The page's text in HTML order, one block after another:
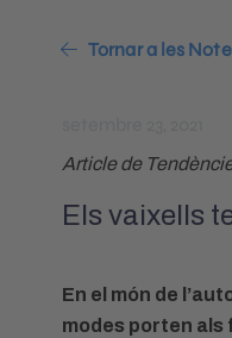
Tornar a les
Article de
Els vaixells
En el món de
modes porten als